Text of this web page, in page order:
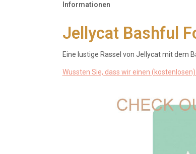
Informationen
Jellycat Bashful
Eine lustige Rassel von Jellycat mit dem
Wussten Sie, dass wir einen